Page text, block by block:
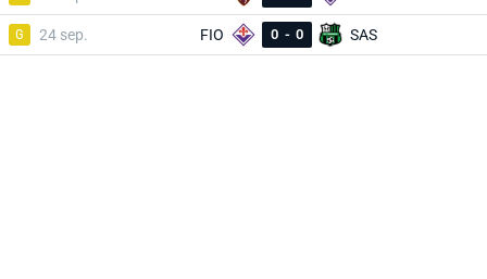
G 24 sep. FIO 0 - 0 SAS